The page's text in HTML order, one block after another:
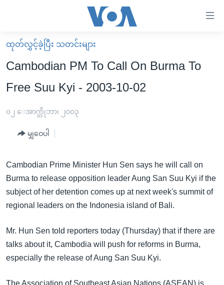
လွယ်ကူ
စေ
သည့်
များ
အ
ညွန်း
စာမျက်နှာ
ကျော်
မူလစာမျက်နှာ
မြန်မာ
ကမ္ဘာ့သတင်းများ
နိုင်ငံတကာ
အစ္စရေး-ပါလက်စတိုင်း
ရပ်ဝန်းတခု လမ်းတခု အလွန်
အင်္ဂလိပ်စာလေ့လာမယ်
အမေရိကန်သုံးအီဒီယံ
မကြေးမုံရဲ့ အင်္ဂလိပ်စာ
သုတပဒေသာ အင်္ဂလိပ်စာ
အပတ်စဉ်ကဏ္ဍများ
ရေဒီယို
ရေဒီယိုနှင့်ရုပ်သံ အချက်အလက်များ
Learning English
ထုတ်လွှင့်ခဲ့ပြီး သတင်းများ
Cambodian PM To Call On Burma To
Free Suu Kyi - 2003-10-02
၀၂ ေအာက္တိုဘာ၊ ၂၀၀၃
မျှဝေပါ
Cambodian Prime Minister Hun Sen says he will call on
Burma to release opposition leader Aung San Suu Kyi if the
subject of her detention comes up at next week's summit of
regional leaders on the Indonesia island of Bali.
Mr. Hun Sen told reporters today (Thursday) that if there are
talks about it, Cambodia will push for reforms in Burma,
especially the release of Aung San Suu Kyi.
The Association of Southeast Asian Nations (ASEAN) is